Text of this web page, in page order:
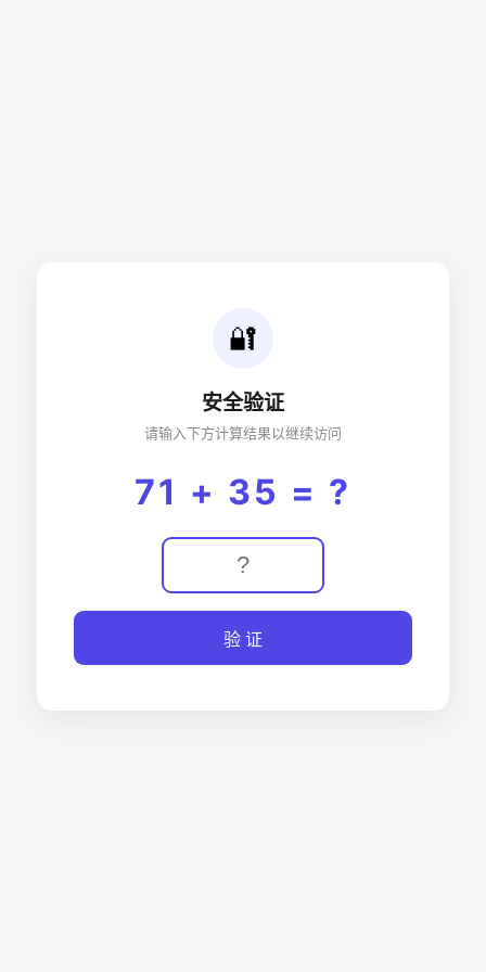
🔐
安全验证
请输入下方计算结果以继续访问
71 + 35 = ?
验 证